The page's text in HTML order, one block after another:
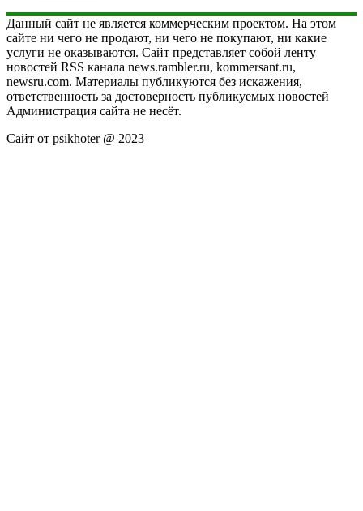
Данный сайт не является коммерческим проектом. На этом
сайте ни чего не продают, ни чего не покупают, ни какие
услуги не оказываются. Сайт представляет собой ленту
новостей RSS канала news.rambler.ru, kommersant.ru,
newsru.com. Материалы публикуются без искажения,
ответственность за достоверность публикуемых новостей
Администрация сайта не несёт.
Сайт от psikhoter @ 2023